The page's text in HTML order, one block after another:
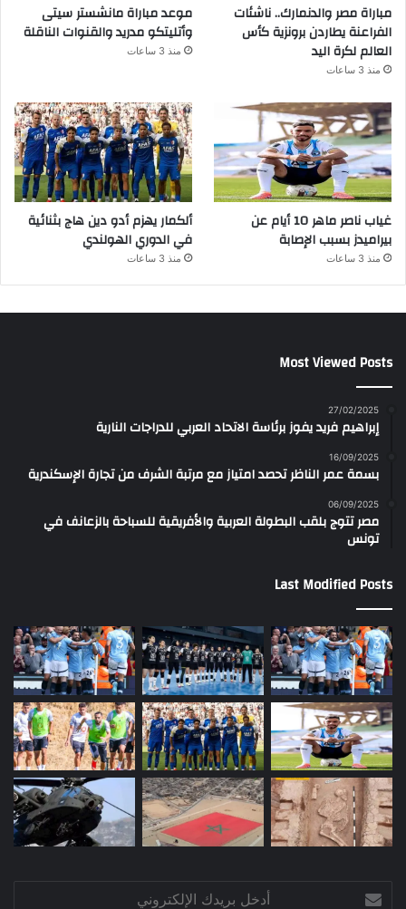
مباراة مصر والدنمارك.. ناشئات
الفراعنة يطاردن برونزية كأس
العالم لكرة اليد
منذ 3 ساعات
موعد مباراة مانشستر سيتى
وأتليتكو مدريد والقنوات الناقلة
منذ 3 ساعات
غياب ناصر ماهر 10 أيام عن
بيراميدز بسبب الإصابة
منذ 3 ساعات
ألكمار يهزم أدو دين هاج بثنائية
في الدوري الهولندي
منذ 3 ساعات
Most Viewed Posts
27/02/2025
إبراهيم فريد يفوز برئاسة الاتحاد العربي للدراجات النارية
16/09/2025
بسمة عمر الناظر تحصد امتياز مع مرتبة الشرف من تجارة الإسكندرية
06/09/2025
مصر تتوج بلقب البطولة العربية والأفريقية للسباحة بالزعانف في
تونس
Last Modified Posts